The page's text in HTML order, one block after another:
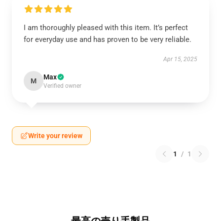
I am thoroughly pleased with this item. It’s perfect
for everyday use and has proven to be very reliable.
Apr 15, 2025
M Max
Verified owner
Write your review
1 / 1